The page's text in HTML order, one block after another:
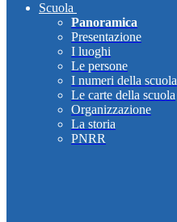
Scuola
Panoramica
Presentazione
I luoghi
Le persone
I numeri della scuola
Le carte della scuola
Organizzazione
La storia
PNRR